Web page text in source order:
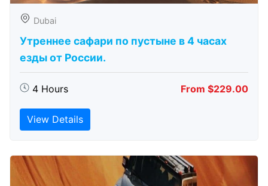
Dubai
Утреннее сафари по пустыне в 4 часах
езды от России.
4 Hours From $229.00
View Details